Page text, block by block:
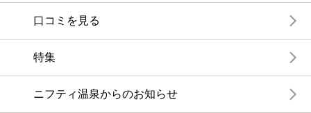
口コミを見る
特集
ニフティ温泉からのお知らせ